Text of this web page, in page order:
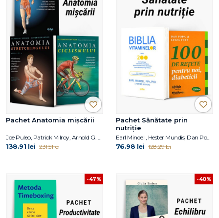
Pachet Anatomia mișcării
Joe Puleo, Patrick Milroy, Arnold G. Nelson, Jouko Kokkonen, Shannon Sovndal
138.91 lei 231.51 lei
Pachet Sănătate prin
nutriție
Earl Mindell, Hester Mundis, Dan Popa, Luiza Popa
76.98 lei 128.29 lei
-47% -40%